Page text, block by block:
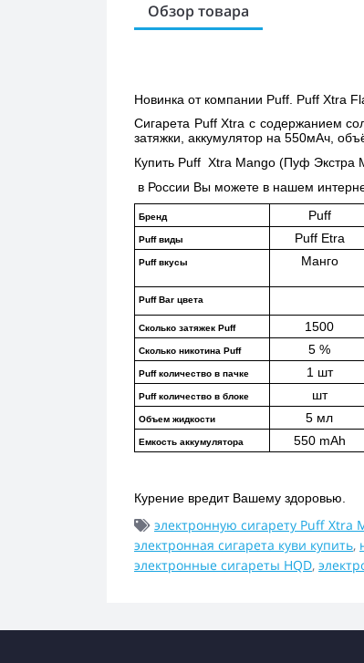
Обзор товара
Новинка от компании Puff. Puff Xtra
Сигарета Puff Xtra с содержанием
затяжки, аккумулятор на 550мАч,
Купить Puff  Xtra Mango (Пуф Экстра
в России Вы можете в нашем
Бренд Puff
Puff виды Puff Etra
Puff вкусы Манго
Puff Bar цвета
Сколько затяжек Puff 1500
Сколько никотина Puff 5 %
Puff количество в пачке 1 шт
Puff количество в блоке шт
Объем жидкости 5 мл
Емкость аккумулятора 550 mAh
Курение вредит Вашему здоровью.
электронную сигарету Puff Xtra
электронная сигарета куви купить,
электронные сигареты HQD,